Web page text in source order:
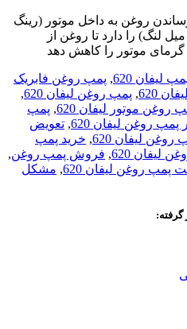
روغن به داخل موتور (رینگ
لنگ) را دارد تا روغن از
موتور را کاهش دهد
لیفان 620 , پمپ روغن فابریک
620
, پمپ روغن لیفان 620
,
روغن موتور لیفان 620 , پمپ
پمپ روغن لیفان 620 , تعویض
لیفان 620 , خرید پمپ
لیفان 620 , فروش پمپ روغن,
پمپ روغن لیفان 620 , مشکل
گرفته: